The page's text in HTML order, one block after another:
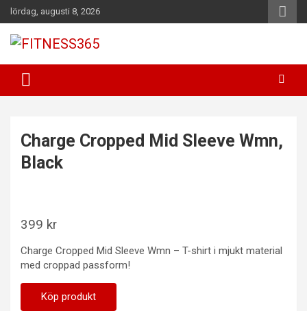
Hoppa
till
innehåll
lördag, augusti 8, 2026
FITNESS365
Charge Cropped Mid Sleeve Wmn,
Black
399 kr
Charge Cropped Mid Sleeve Wmn – T-shirt i mjukt material
med croppad passform!
Köp produkt